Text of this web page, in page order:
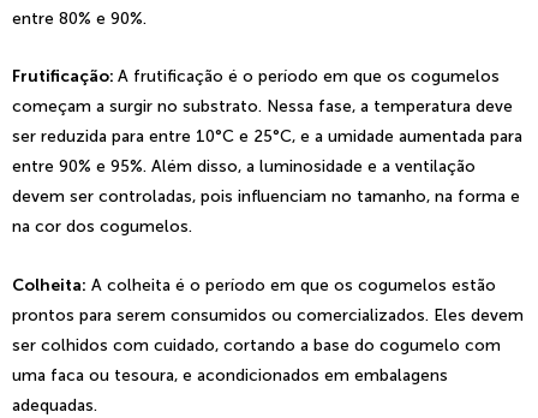
entre 80% e 90%.
Frutificação: A frutificação é o período em que os cogumelos
começam a surgir no substrato. Nessa fase, a temperatura deve
ser reduzida para entre 10°C e 25°C, e a umidade aumentada para
entre 90% e 95%. Além disso, a luminosidade e a ventilação
devem ser controladas, pois influenciam no tamanho, na forma e
na cor dos cogumelos.
Colheita: A colheita é o período em que os cogumelos estão
prontos para serem consumidos ou comercializados. Eles devem
ser colhidos com cuidado, cortando a base do cogumelo com
uma faca ou tesoura, e acondicionados em embalagens
adequadas.